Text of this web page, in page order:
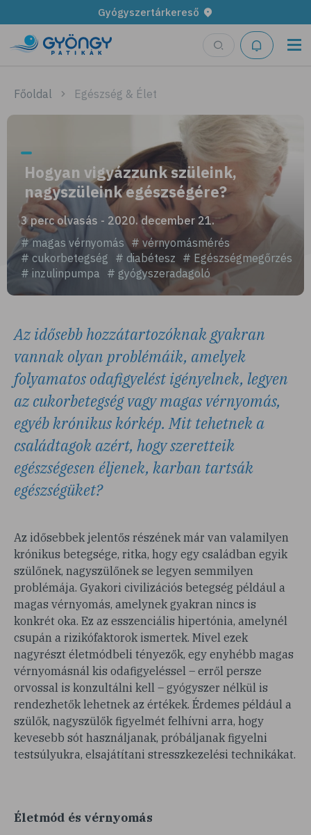
Gyógyszertárkereső
Főoldal Egészség & Élet
Hogyan vigyázzunk szüleink,
nagyszüleink egészségére?
3 perc olvasás - 2020. december 21.
# magas vérnyomás # vérnyomásmérés
# cukorbetegség # diabétesz # Egészségmegőrzés
# inzulinpumpa # gyógyszeradagoló
Az idősebb hozzátartozóknak gyakran
vannak olyan problémáik, amelyek
folyamatos odafigyelést igényelnek, legyen
az cukorbetegség vagy magas vérnyomás,
egyéb krónikus kórkép. Mit tehetnek a
családtagok azért, hogy szeretteik
egészségesen éljenek, karban tartsák
egészségüket?
Az idősebbek jelentős részének már van valamilyen
krónikus betegsége, ritka, hogy egy családban egyik
szülőnek, nagyszülőnek se legyen semmilyen
problémája. Gyakori civilizációs betegség például a
magas vérnyomás, amelynek gyakran nincs is
konkrét oka. Ez az esszenciális hipertónia, amelynél
csupán a rizikófaktorok ismertek. Mivel ezek
nagyrészt életmódbeli tényezők, egy enyhébb magas
vérnyomásnál kis odafigyeléssel – erről persze
orvossal is konzultálni kell – gyógyszer nélkül is
rendezhetők lehetnek az értékek. Érdemes például a
szülők, nagyszülők figyelmét felhívni arra, hogy
kevesebb sót használjanak, próbáljanak figyelni
testsúlyukra, elsajátítani stresszkezelési technikákat.
Életmód és vérnyomás